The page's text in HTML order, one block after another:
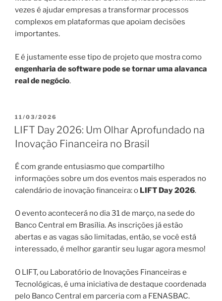
vezes é ajudar empresas a transformar processos
complexos em plataformas que apoiam decisões
importantes.
E é justamente esse tipo de projeto que mostra como
engenharia de software pode se tornar uma alavanca
real de negócio.
PUBLICADO
EM
11/03/2026
LIFT Day 2026: Um Olhar Aprofundado na
Inovação Financeira no Brasil
É com grande entusiasmo que compartilho
informações sobre um dos eventos mais esperados no
calendário de inovação financeira: o LIFT Day 2026.
O evento acontecerá no dia 31 de março, na sede do
Banco Central em Brasília. As inscrições já estão
abertas e as vagas são limitadas, então, se você está
interessado, é melhor garantir seu lugar agora mesmo!
O LIFT, ou Laboratório de Inovações Financeiras e
Tecnológicas, é uma iniciativa de destaque coordenada
pelo Banco Central em parceria com a FENASBAC.